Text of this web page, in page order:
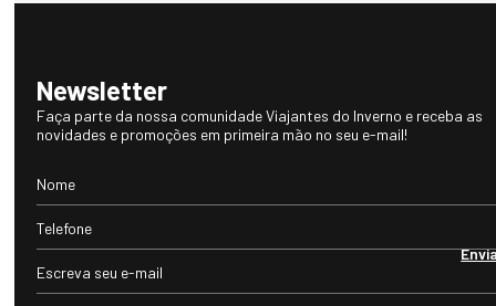
Newsletter
Faça parte da nossa comunidade Viajantes do Inverno e receba as
novidades e promoções em primeira mão no seu e-mail!